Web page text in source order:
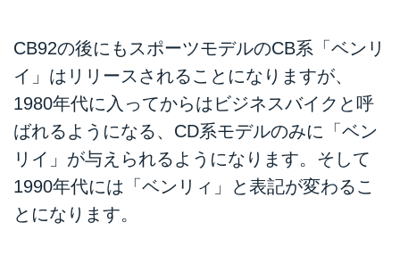
CB92の後にもスポーツモデルのCB系「ベンリ
イ」はリリースされることになりますが、
1980年代に入ってからはビジネスバイクと呼
ばれるようになる、CD系モデルのみに「ベン
リイ」が与えられるようになります。そして
1990年代には「ベンリィ」と表記が変わるこ
とになります。